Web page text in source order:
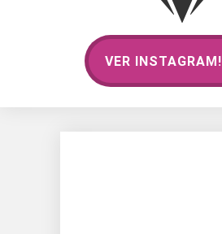
VER INSTAGRAM!